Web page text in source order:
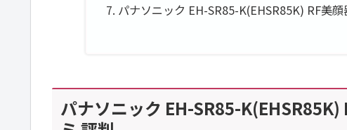
パナソニック EH-SR85-K(EHSR85K) RF美
パナソニック EH-SR85-